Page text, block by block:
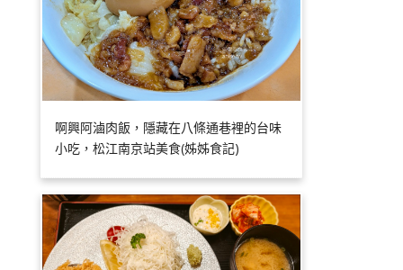
啊興阿滷肉飯，隱藏在八條通巷裡的台味
小吃，松江南京站美食(姊姊食記)